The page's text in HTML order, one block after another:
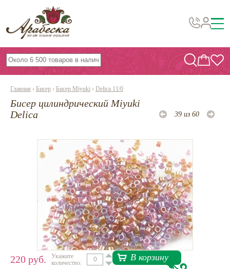
Бусины, подвески, декор
Бисер
Фурнитура
Инструменты и материалы
Эпоксидная смола
Шнуры, ленты, нитки
По темам и сезонам
Бисер TOHO
Нетемнеющая фурнитура
Всё для вышивки
Главная › Бисер › Бисер Miyuki › Delica 11/0
Бисер цилиндрический Miyuki
Delica
39 из 60
220 руб.
Укажите
количество:
В корзину